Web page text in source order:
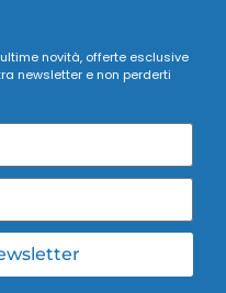
novità, offerte esclusive
newsletter e non perderti